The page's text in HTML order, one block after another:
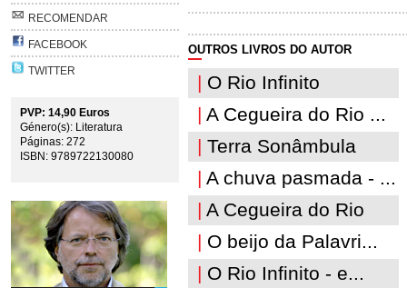
RECOMENDAR
FACEBOOK
TWITTER
PVP: 14,90 Euros
Género(s): Literatura
Páginas: 272
ISBN: 9789722130080
OUTROS LIVROS DO AUTOR
| O Rio Infinito
| A Cegueira do Rio ...
| Terra Sonâmbula
| A chuva pasmada - ...
| A Cegueira do Rio
| O beijo da Palavri...
| O Rio Infinito - e...